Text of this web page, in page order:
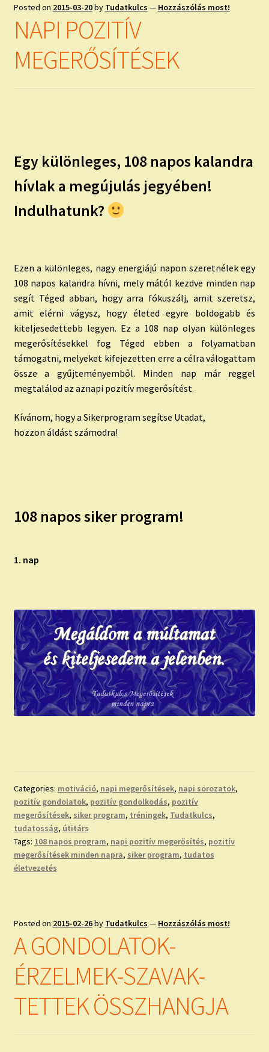
ISMERJ MEG!
ÍRJ NEKEM!
Posted on 2015-03-20by Tudatkulcs — Hozzászólás most!
NAPI POZITÍV
MEGERŐSÍTÉSEK
Egy különleges, 108 napos kalandra
hívlak a megújulás jegyében!
Indulhatunk?
Ezen a különleges, nagy energiájú napon szeretnélek egy
108 napos kalandra hívni, mely mától kezdve minden nap
segít Téged abban, hogy arra fókuszálj, amit szeretsz,
amit elérni vágysz, hogy életed egyre boldogabb és
kiteljesedettebb legyen. Ez a 108 nap olyan különleges
megerősítésekkel fog Téged ebben a folyamatban
támogatni, melyeket kifejezetten erre a célra válogattam
össze a gyűjteményemből. Minden nap már reggel
megtalálod az aznapi pozitív megerősítést.
Kívánom, hogy a Sikerprogram segítse Utadat,
hozzon áldást számodra!
108 napos siker program!
1. nap
Categories: motiváció, napi megerősítések, napi sorozatok,
pozitív gondolatok, pozitív gondolkodás, pozitív
megerősítések, siker program, tréningek, Tudatkulcs,
tudatosság, útitárs
Tags: 108 napos program, napi pozitív megerősítés, pozitív
megerősítések minden napra, siker program, tudatos
életvezetés
Posted on 2015-02-26by Tudatkulcs — Hozzászólás most!
A GONDOLATOK-
ÉRZELMEK-SZAVAK-
TETTEK ÖSSZHANGJA